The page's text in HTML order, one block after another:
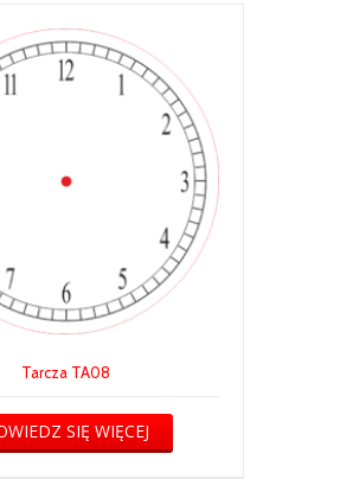
Tarcza TA08
SIĘ WIĘCEJ